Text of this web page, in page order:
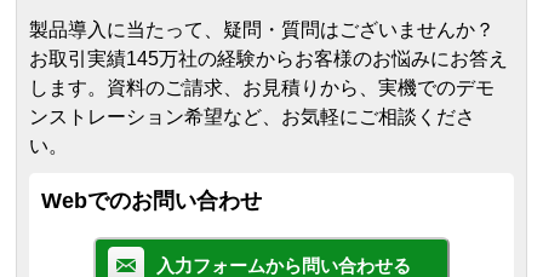
製品導入に当たって、疑問・質問はございませんか？
お取引実績145万社の経験からお客様のお悩みにお答え
します。 資料のご請求、お見積りから、実機でのデモ
ンストレーション希望など、お気軽にご相談くださ
い。
Webでのお問い合わせ
入力フォームから問い合わせる